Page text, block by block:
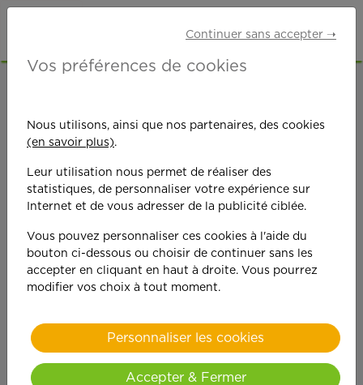
On est toujours plus
performant
quand on y met du
cœur !
Continuer sans accepter ➝
Vos préférences de cookies
Nous utilisons, ainsi que nos partenaires, des cookies
(en savoir plus).
Leur utilisation nous permet de réaliser des
statistiques, de personnaliser votre expérience sur
Internet et de vous adresser de la publicité ciblée.
Vous pouvez personnaliser ces cookies à l'aide du
bouton ci-dessous ou choisir de continuer sans les
accepter en cliquant en haut à droite. Vous pourrez
modifier vos choix à tout moment.
Personnaliser les cookies
Accepter & Fermer